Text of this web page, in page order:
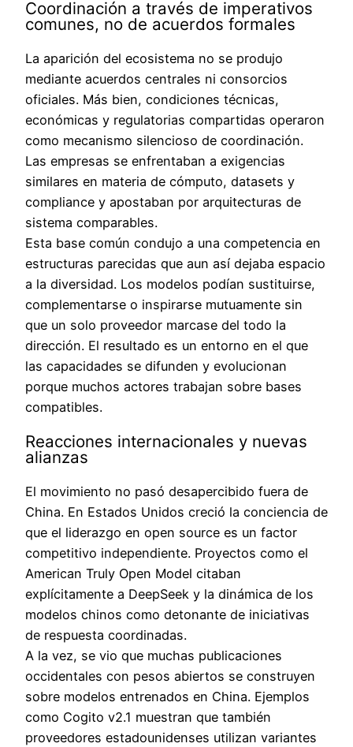
Coordinación a través de imperativos
comunes, no de acuerdos formales
La aparición del ecosistema no se produjo
mediante acuerdos centrales ni consorcios
oficiales. Más bien, condiciones técnicas,
económicas y regulatorias compartidas operaron
como mecanismo silencioso de coordinación.
Las empresas se enfrentaban a exigencias
similares en materia de cómputo, datasets y
compliance y apostaban por arquitecturas de
sistema comparables.
Esta base común condujo a una competencia en
estructuras parecidas que aun así dejaba espacio
a la diversidad. Los modelos podían sustituirse,
complementarse o inspirarse mutuamente sin
que un solo proveedor marcase del todo la
dirección. El resultado es un entorno en el que
las capacidades se difunden y evolucionan
porque muchos actores trabajan sobre bases
compatibles.
Reacciones internacionales y nuevas
alianzas
El movimiento no pasó desapercibido fuera de
China. En Estados Unidos creció la conciencia de
que el liderazgo en open source es un factor
competitivo independiente. Proyectos como el
American Truly Open Model citaban
explícitamente a DeepSeek y la dinámica de los
modelos chinos como detonante de iniciativas
de respuesta coordinadas.
A la vez, se vio que muchas publicaciones
occidentales con pesos abiertos se construyen
sobre modelos entrenados en China. Ejemplos
como Cogito v2.1 muestran que también
proveedores estadounidenses utilizan variantes